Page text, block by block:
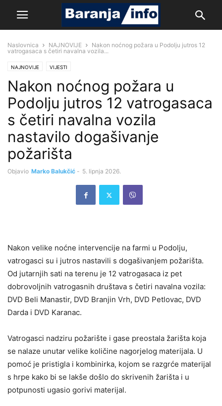
Naslovnica NAJNOVIJE
Nakon noćnog požara u Podolju jutros 12
vatrogasaca s četiri navalna vozila...
NAJNOVIJE VIJESTI
Nakon noćnog požara u
Podolju jutros 12 vatrogasaca
s četiri navalna vozila
nastavilo dogašivanje
požarišta
Objavio Marko Balukčić - 5. lipnja 2026.
Nakon velike noćne intervencije na farmi u Podolju,
vatrogasci su i jutros nastavili s dogašivanjem požarišta.
Od jutarnjih sati na terenu je 12 vatrogasaca iz pet
dobrovoljnih vatrogasnih društava s četiri navalna vozila:
DVD Beli Manastir, DVD Branjin Vrh, DVD Petlovac, DVD
Darda i DVD Karanac.
Vatrogasci nadziru požarište i gase preostala žarišta koja
se nalaze unutar velike količine nagorjelog materijala. U
pomoć je pristigla i kombinirka, kojom se razgrće materijal
s hrpe kako bi se lakše došlo do skrivenih žarišta i u
potpunosti ugasio gorivi materijal.